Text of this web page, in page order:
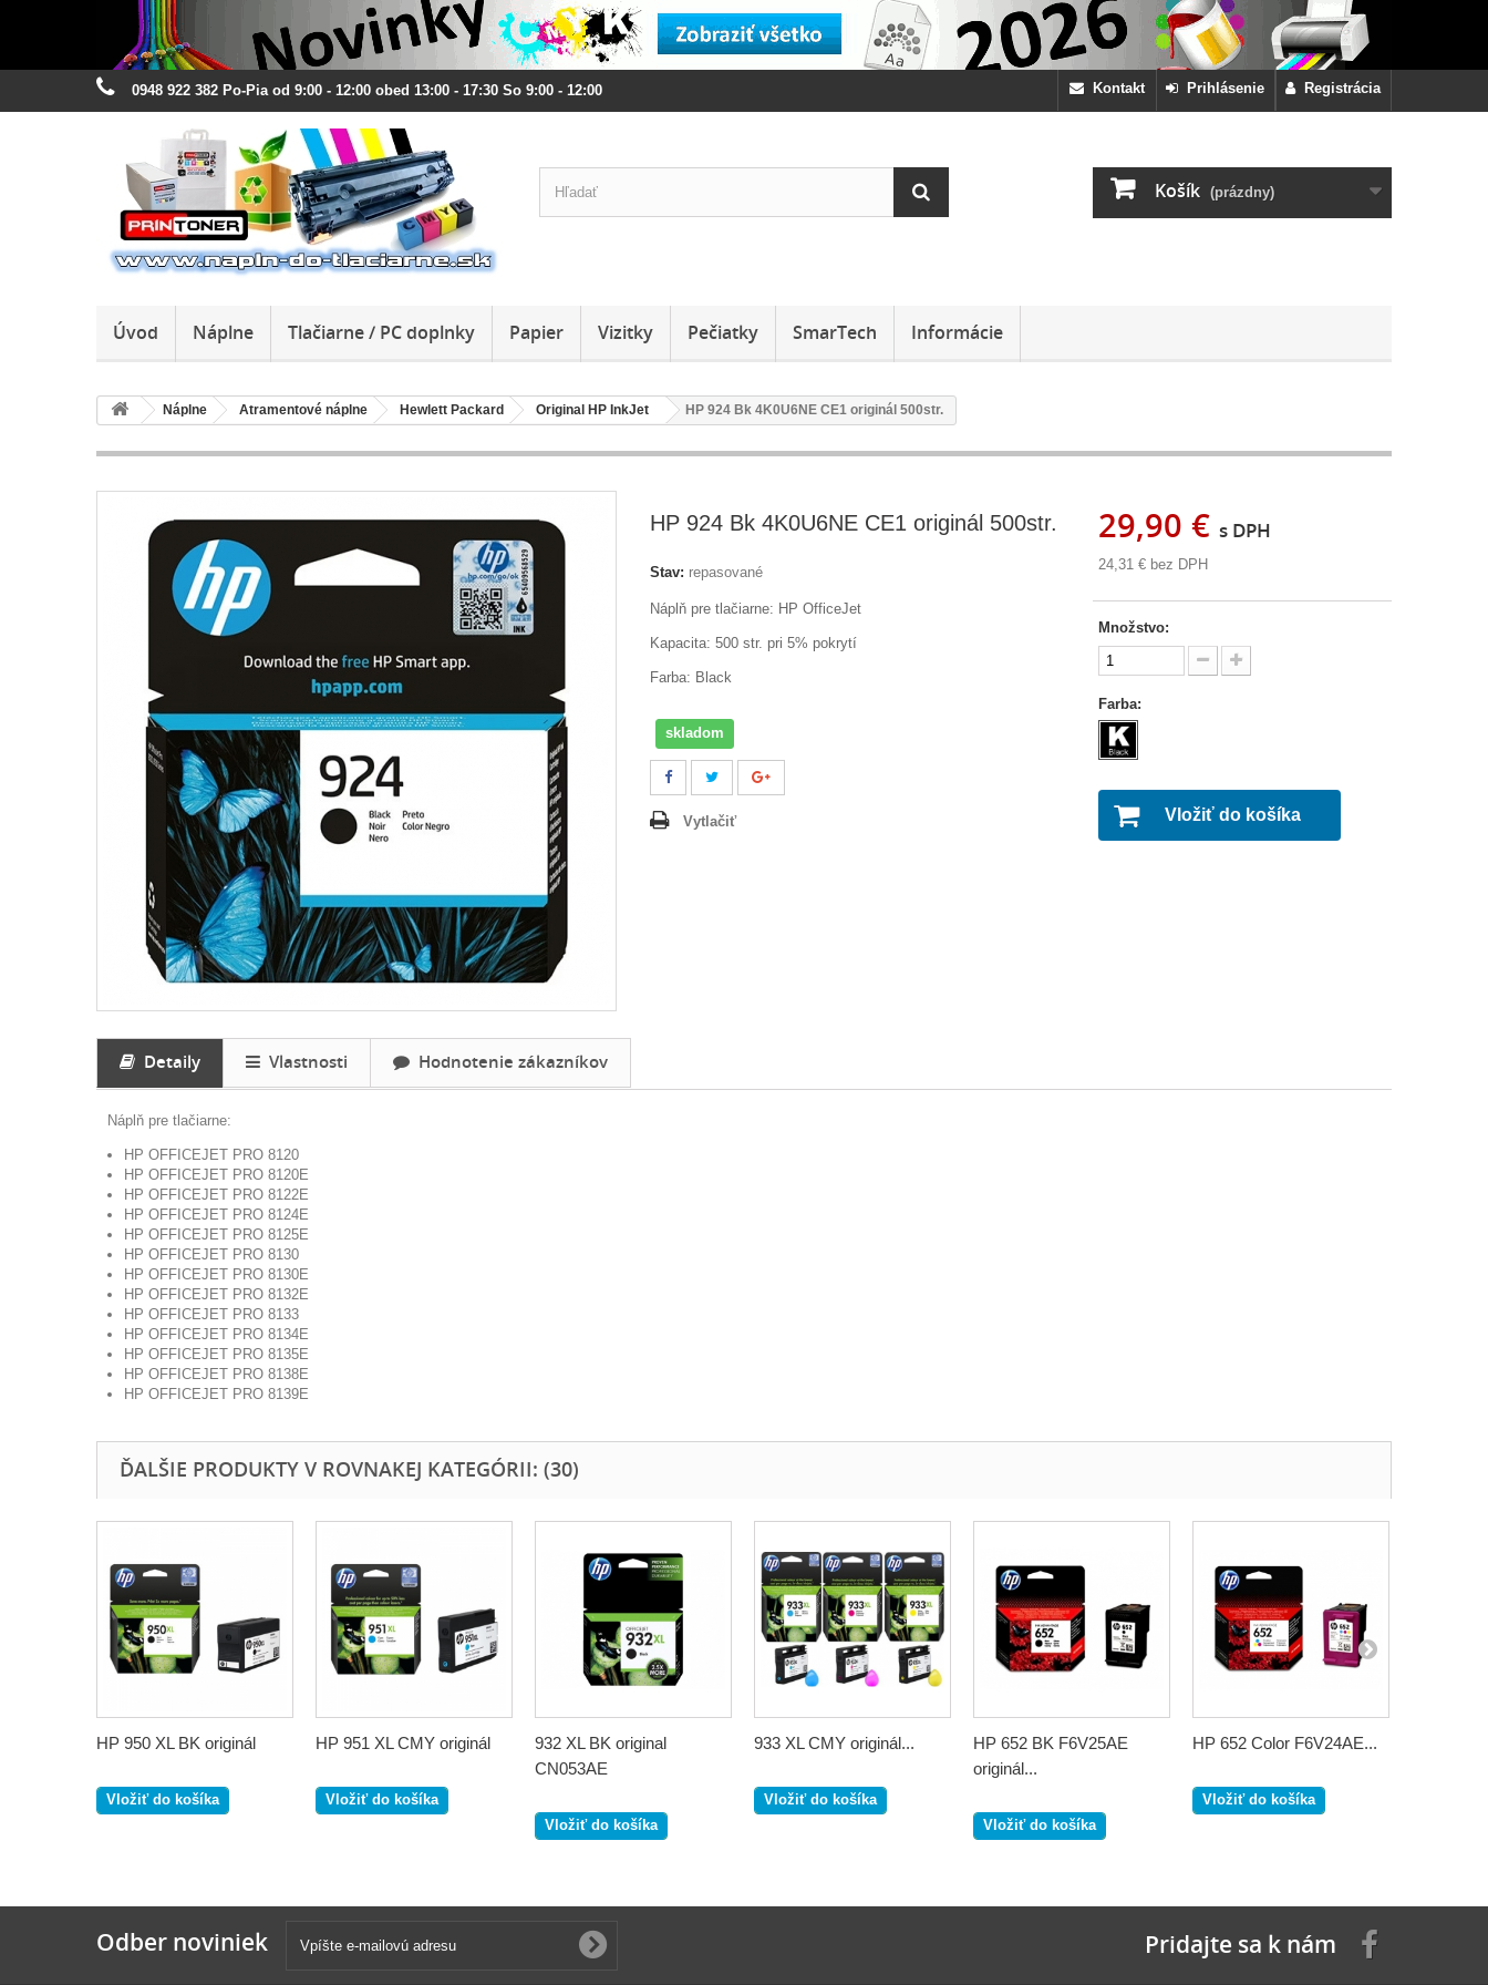
Registrácia
Prihlásenie
Kontakt
0948 922 382 Po-Pia od 9:00 - 12:00 obed 13:00 - 17:30 So 9:00 - 12:00
Košík (prázdny)
Úvod Náplne Tlačiarne / PC doplnky Papier Vizitky Pečiatky SmarTech Informácie
Náplne Atramentové náplne Hewlett Packard Original HP InkJet HP 924 Bk 4K0U6NE CE1 originál 500str.
HP 924 Bk 4K0U6NE CE1 originál 500str.
Stav: repasované
Náplň pre tlačiarne: HP OfficeJet
Kapacita: 500 str. pri 5% pokrytí
Farba: Black
skladom
Vytlačiť
29,90 € s DPH
24,31 €bez DPH
Množstvo:
Farba:
Vložiť do košíka
Detaily Vlastnosti Hodnotenie zákazníkov
Náplň pre tlačiarne:
HP OFFICEJET PRO 8120
HP OFFICEJET PRO 8120E
HP OFFICEJET PRO 8122E
HP OFFICEJET PRO 8124E
HP OFFICEJET PRO 8125E
HP OFFICEJET PRO 8130
HP OFFICEJET PRO 8130E
HP OFFICEJET PRO 8132E
HP OFFICEJET PRO 8133
HP OFFICEJET PRO 8134E
HP OFFICEJET PRO 8135E
HP OFFICEJET PRO 8138E
HP OFFICEJET PRO 8139E
ĎALŠIE PRODUKTY V ROVNAKEJ KATEGÓRII: (30)
HP 950 XL BK originál
Vložiť do košíka
HP 951 XL CMY originál
Vložiť do košíka
932 XL BK original
CN053AE
Vložiť do košíka
933 XL CMY originál...
Vložiť do košíka
HP 652 BK F6V25AE
originál...
Vložiť do košíka
HP 652 Color F6V24AE...
Vložiť do košíka
Odber noviniek Pridajte sa k nám